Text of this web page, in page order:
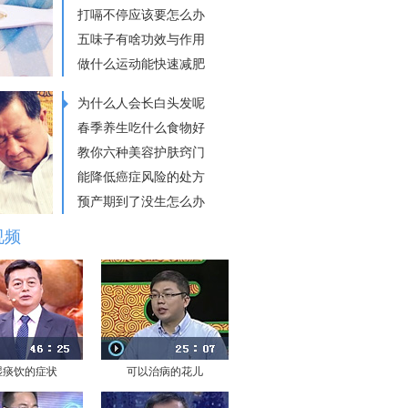
打嗝不停应该要怎么办
五味子有啥功效与作用
做什么运动能快速减肥
为什么人会长白头发呢
春季养生吃什么食物好
教你六种美容护肤窍门
能降低癌症风险的处方
预产期到了没生怎么办
频
痰饮的症状 可以治病的花儿